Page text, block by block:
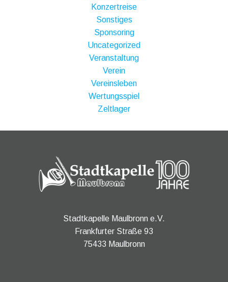
Konzertreise
Sonstiges
Sponsoring
Uncategorized
Veranstaltung
Verein
Vereinsleben
Wertungsspiel
Zeltlager
Stadtkapelle Maulbronn e.V.
Frankfurter Straße 93
75433 Maulbronn